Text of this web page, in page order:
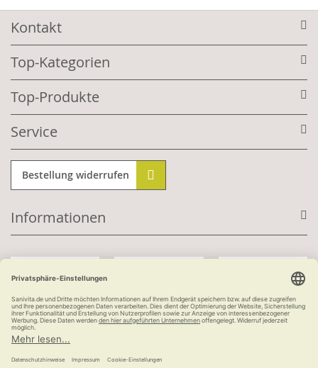
Kontakt
Top-Kategorien
Top-Produkte
Service
Bestellung widerrufen
Informationen
Kauf auf Rechnung